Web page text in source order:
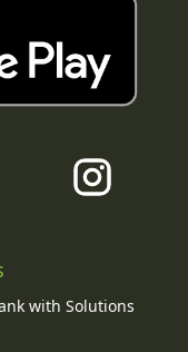
with Solutions